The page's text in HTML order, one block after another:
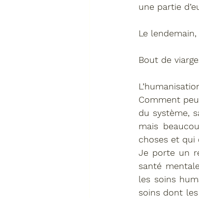
une partie
Le
Bout de
Comment
du système,
mais
choses et qui
Je porte un
santé
les soins
soins dont